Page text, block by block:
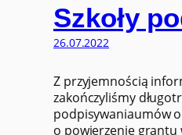
Szkoły
26.07.2022
Z przyjemnością
zakończyliśmy
podpisywaniaumów
o powierzenie